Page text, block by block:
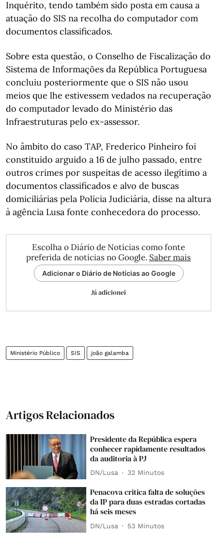
Inquérito, tendo também sido posta em causa a
atuação do SIS na recolha do computador com
documentos classificados.
Sobre esta questão, o Conselho de Fiscalização do
Sistema de Informações da República Portuguesa
concluiu posteriormente que o SIS não usou
meios que lhe estivessem vedados na recuperação
do computador levado do Ministério das
Infraestruturas pelo ex-assessor.
No âmbito do caso TAP, Frederico Pinheiro foi
constituído arguido a 16 de julho passado, entre
outros crimes por suspeitas de acesso ilegítimo a
documentos classificados e alvo de buscas
domiciliárias pela Polícia Judiciária, disse na altura
à agência Lusa fonte conhecedora do processo.
Escolha o Diário de Notícias como fonte
preferida de notícias no Google. Saber mais
Adicionar o Diário de Notícias ao Google
Já adicionei
Ministério Público SIS joão galamba
Artigos Relacionados
Presidente da República espera
conhecer rapidamente resultados
da auditoria à PJ
DN/Lusa 32 Minutos
Penacova critica falta de soluções
da IP para duas estradas cortadas
há seis meses
DN/Lusa 53 Minutos